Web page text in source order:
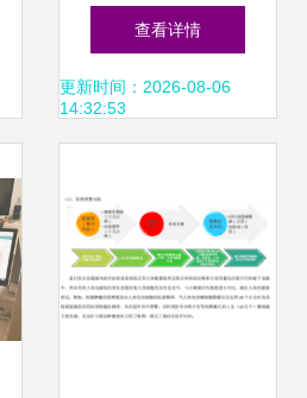
管理信息咨询全面
解析
查看详情
更新时间：2026-08-06
14:32:53